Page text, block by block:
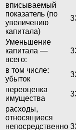
вписываемый
показатель (по
увеличению
капитала)
Уменьшение
капитала —
всего:
в том числе:
убыток
переоценка
имущества
расходы,
относящиеся
непосредственно